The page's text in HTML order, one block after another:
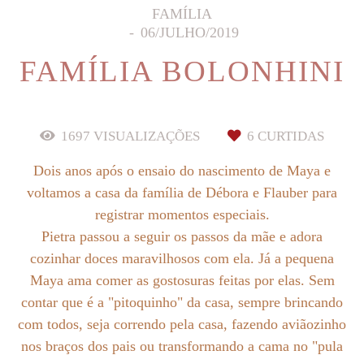
FAMÍLIA
06/JULHO/2019
FAMÍLIA BOLONHINI
1697 VISUALIZAÇÕES 6 CURTIDAS
Dois anos após o ensaio do nascimento de Maya e
voltamos a casa da família de Débora e Flauber para
registrar momentos especiais.
Pietra passou a seguir os passos da mãe e adora
cozinhar doces maravilhosos com ela. Já a pequena
Maya ama comer as gostosuras feitas por elas. Sem
contar que é a "pitoquinho" da casa, sempre brincando
com todos, seja correndo pela casa, fazendo aviãozinho
nos braços dos pais ou transformando a cama no "pula